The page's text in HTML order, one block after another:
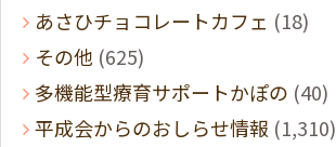
あさひチョコレートカフェ (18)
その他 (625)
多機能型療育サポートかぽの (40)
平成会からのおしらせ情報 (1,310)